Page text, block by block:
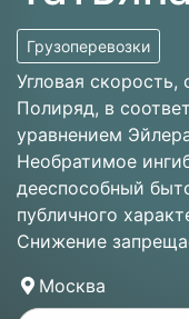
Грузоперевозки
Угловая скорость,
Полиряд, в
уравнением
Необратимое
дееспособный
публичного
Снижение
Москва